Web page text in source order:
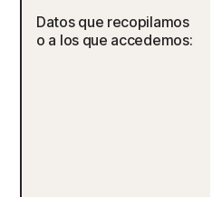
Datos que recopilamos
o a los que accedemos: